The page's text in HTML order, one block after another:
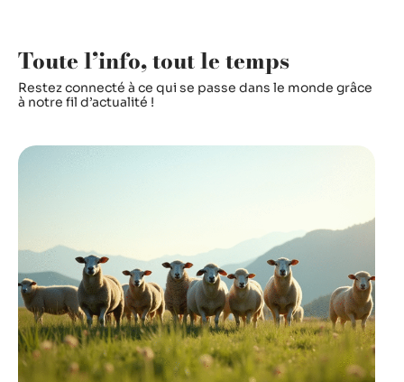
Toute l’info, tout le temps
Restez connecté à ce qui se passe dans le monde grâce
à notre fil d’actualité !